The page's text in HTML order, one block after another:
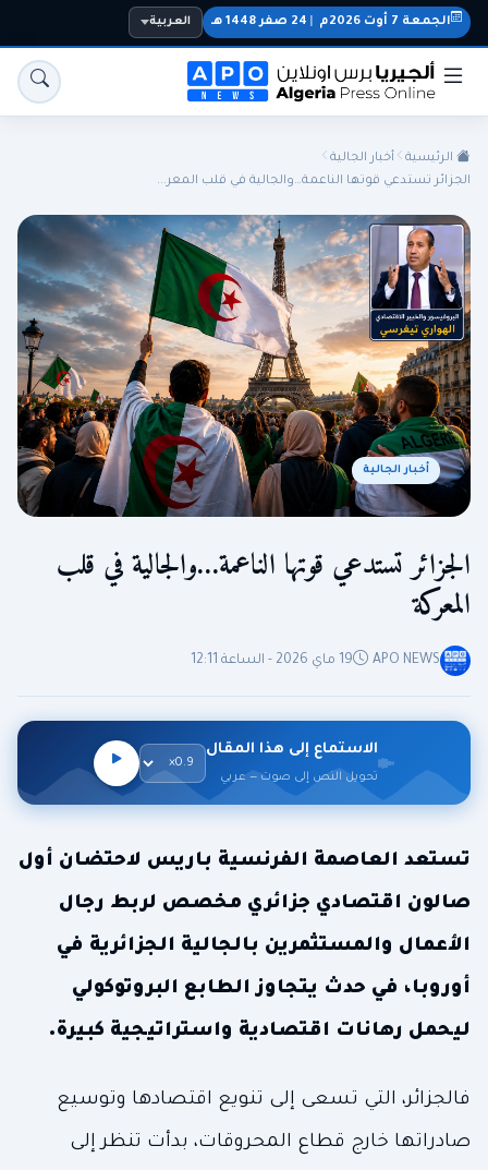
الجزائر الجالية المنتخب الوطني سياسة
اقتصاد رياضة
الجمعة 7 أوت 2026م 24 صفر 1448 هـ العربية
الرئيسية
أخبار الجالية
الجزائر تستدعي قوتها الناعمة…والجالية في قلب المعر...
أخبار الجالية
الجزائر تستدعي قوتها الناعمة…والجالية في قلب
المعركة
APO NEWS 19 ماي 2026 - الساعة 12:11
الاستماع إلى هذا المقال
تحويل النص إلى صوت — عربي
تستعد العاصمة الفرنسية باريس لاحتضان أول
صالون اقتصادي جزائري مخصص لربط رجال
الأعمال والمستثمرين بالجالية الجزائرية في
أوروبا، في حدث يتجاوز الطابع البروتوكولي
ليحمل رهانات اقتصادية واستراتيجية كبيرة.
فالجزائر، التي تسعى إلى تنويع اقتصادها وتوسيع
صادراتها خارج قطاع المحروقات، بدأت تنظر إلى